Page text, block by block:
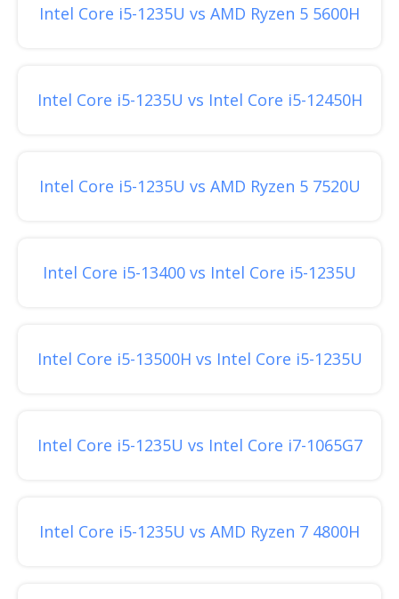
Intel Core i5-1235U vs AMD Ryzen 5 5600H
Intel Core i5-1235U vs Intel Core i5-12450H
Intel Core i5-1235U vs AMD Ryzen 5 7520U
Intel Core i5-13400 vs Intel Core i5-1235U
Intel Core i5-13500H vs Intel Core i5-1235U
Intel Core i5-1235U vs Intel Core i7-1065G7
Intel Core i5-1235U vs AMD Ryzen 7 4800H